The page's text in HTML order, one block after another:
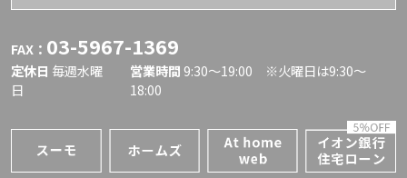
FAX： 03-5967-1369
定休日 毎週水曜
日
営業時間 9:30〜19:00 ※火曜日は9:30～
18:00